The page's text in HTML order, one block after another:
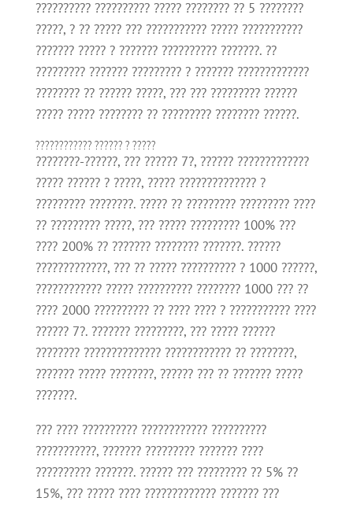
?????????? ?????????? ????? ???????? ?? 5 ????????
?????, ? ?? ????? ??? ??????????? ????? ???????????
??????? ????? ? ??????? ?????????? ???????. ??
????????? ??????? ????????? ? ??????? ?????????????
???????? ?? ?????? ?????, ??? ??? ????????? ??????
????? ????? ???????? ?? ????????? ???????? ??????.
???????????? ?????? ? ?????
????????-??????, ??? ?????? 7?, ?????? ?????????????
????? ?????? ? ?????, ????? ?????????????? ?
????????? ????????. ????? ?? ????????? ????????? ????
?? ????????? ?????, ??? ????? ????????? 100% ???
???? 200% ?? ??????? ???????? ???????. ??????
?????????????, ??? ?? ????? ?????????? ? 1000 ??????,
???????????? ????? ?????????? ???????? 1000 ??? ??
???? 2000 ?????????? ?? ???? ???? ? ??????????? ????
?????? 7?. ??????? ?????????, ??? ????? ??????
???????? ?????????????? ???????????? ?? ????????,
??????? ????? ????????, ?????? ??? ?? ??????? ?????
???????.
??? ???? ?????????? ???????????? ??????????
???????????, ??????? ????????? ??????? ????
?????????? ???????. ?????? ??? ????????? ?? 5% ??
15%, ??? ????? ???? ????????????? ??????? ???